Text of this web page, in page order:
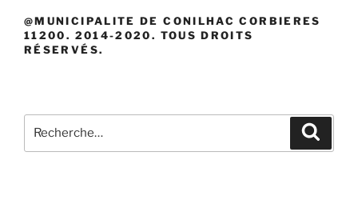
@MUNICIPALITE DE CONILHAC CORBIERES
11200. 2014-2020. TOUS DROITS
RÉSERVÉS.
pour